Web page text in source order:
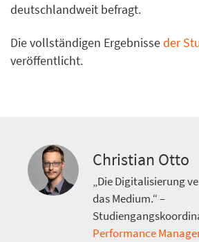
deutschlandweit befragt.
Die vollständigen Ergebnisseder
veröffentlicht.
Christian Otto
„Die Digitalisierung
das Medium.“ –
Performance